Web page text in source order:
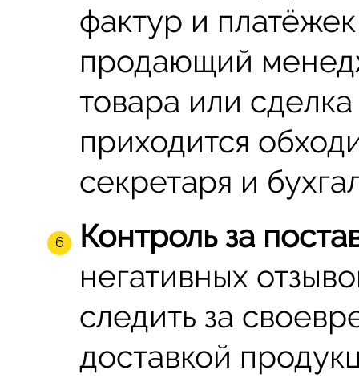
фактур и
продающий
товара или
приходится
секретаря и
Контроль за
негативных
следить за
доставкой